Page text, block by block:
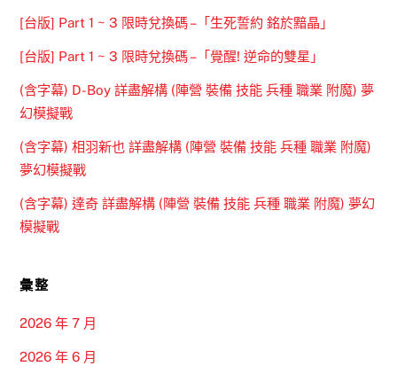
[台版] Part 1 ~ 3 限時兌換碼 –「生死誓約 銘於黯晶」
[台版] Part 1 ~ 3 限時兌換碼 –「覺醒! 逆命的雙星」
(含字幕) D-Boy 詳盡解構 (陣營 裝備 技能 兵種 職業 附魔) 夢
幻模擬戰
(含字幕) 相羽新也 詳盡解構 (陣營 裝備 技能 兵種 職業 附魔)
夢幻模擬戰
(含字幕) 達奇 詳盡解構 (陣營 裝備 技能 兵種 職業 附魔) 夢幻
模擬戰
彙整
2026 年 7 月
2026 年 6 月